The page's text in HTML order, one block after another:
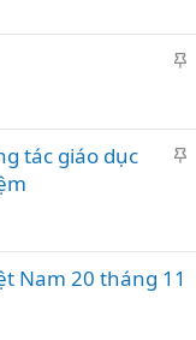
l
ạ
l
l
tác giáo dục
Nam 20 tháng 11